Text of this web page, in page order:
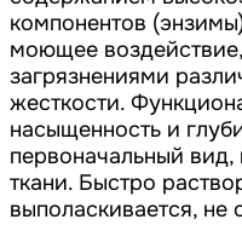
компонентов
моющее
загрязнениями
жесткости.
насыщенность и
первоначальный вид,
ткани. Быстро
выполаскивается, не